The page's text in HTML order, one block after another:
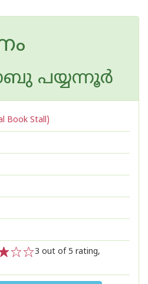
പയ്യന്നൂര്‍
Book Stall)
3 out of 5 rating,